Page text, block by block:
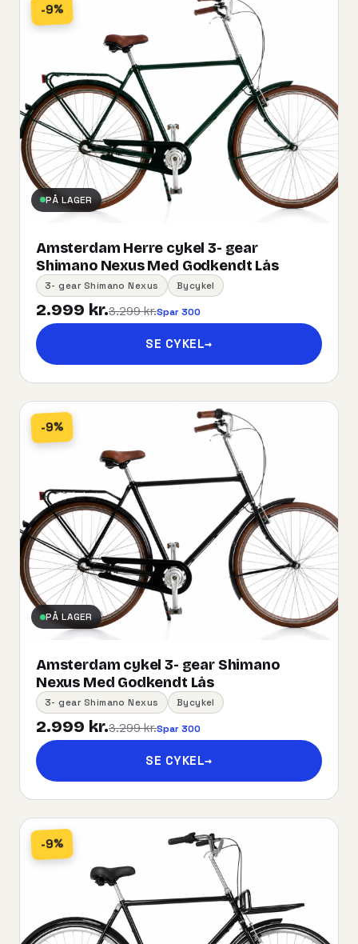
-9%
PÅ LAGER
Amsterdam Herre cykel 3- gear
Shimano Nexus Med Godkendt Lås
3- gear Shimano Nexus Bycykel
2.999 kr.3.299 kr.Spar 300
SE CYKEL→
-9%
PÅ LAGER
Amsterdam cykel 3- gear Shimano
Nexus Med Godkendt Lås
3- gear Shimano Nexus Bycykel
2.999 kr.3.299 kr.Spar 300
SE CYKEL→
-9%